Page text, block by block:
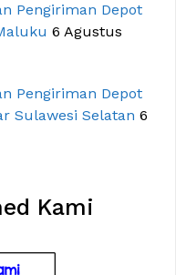
Pengiriman Depot
6 Agustus
Pengiriman Depot
Sulawesi Selatan 6
Kami